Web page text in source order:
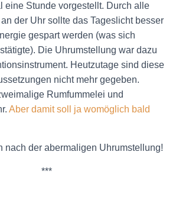
eine Stunde vorgestellt. Durch alle
der Uhr sollte das Tageslicht besser
gespart werden (was sich
Die Uhrumstellung war dazu
Heutzutage sind diese
nicht mehr gegeben.
Rumfummelei und
Aber damit soll ja womöglich bald
nach der abermaligen Uhrumstellung!
***